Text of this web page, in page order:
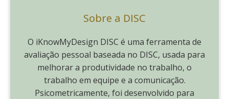
Sobre a DISC
O iKnowMyDesign DISC é uma ferramenta de
avaliação pessoal baseada no DISC, usada para
melhorar a produtividade no trabalho, o
trabalho em equipe e a comunicação.
Psicometricamente, foi desenvolvido para